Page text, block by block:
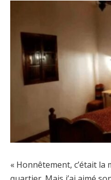
« Honnêtement, c’était la